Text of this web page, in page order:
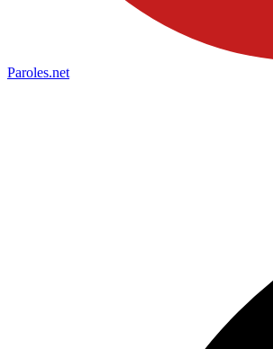
Paroles.net